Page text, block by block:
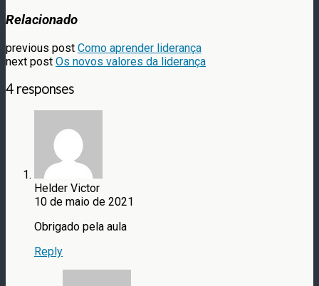
Relacionado
previous post Como aprender liderança
next post Os novos valores da liderança
4 responses
Helder Victor
10 de maio de 2021
Obrigado pela aula
Reply